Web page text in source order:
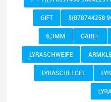
GIFT ${878744258
6,3MM GABEL
LYRASCHWEIFE
LYRASCHLEGEL